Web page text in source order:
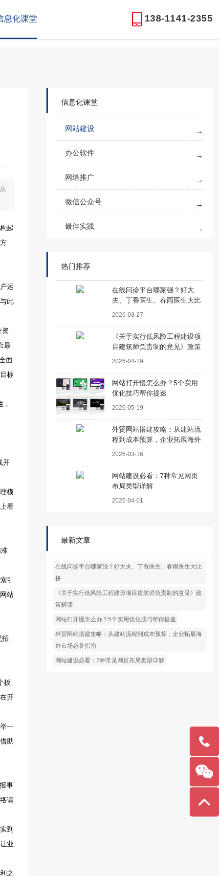
138-1141-2355
息化课堂
信息化课堂
网站建设
办公软件
网络推广
微信公众号
最佳实践
热门推荐
在线问诊平台哪家强？好大
夫、丁香医生、春雨医生大比
2026-03-27
《关于实行低风险工程建设项
目建筑师负责制的意见》政策
2026-04-19
网站打开慢怎么办？5个实用
优化技巧帮你提速
2026-05-19
外贸网站搭建攻略：从建站流
程到成本预算，企业拓展海外
2026-03-16
网站建设必看：7种常见网页
布局类型详解
2026-04-01
最新文章
在线问诊平台哪家强？好大夫、丁香医生、春雨医生大比
拼
《关于实行低风险工程建设项目建筑师负责制的意见》政
策解读
网站打开慢怎么办？5个实用优化技巧帮你提速
外贸网站搭建攻略：从建站流程到成本预算，企业拓展海
外市场必备指南
网站建设必看：7种常见网页布局类型详解
138-
1141-
2355